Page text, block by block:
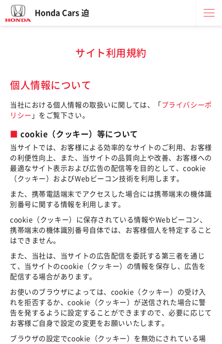
Honda Cars 迫
サイト利用規約
個人情報について
当社における個人情報の取扱いに関しては、「 プライバシーポ
リシー 」をご覧下さい。
cookie（クッキー）等について
当サイトでは、お客様による効率的なサイトのご利用、お客様
の利便性向上、また、当サイトの品質向上や改善、お客様への
最適なサイト表示および広告の配信等を目的として、cookie
（クッキー）およびWebビーコン技術を利用します。
また、携帯電話端末でアクセスした場合には携帯端末の機体識
別番号に関する情報を利用します。
cookie（クッキー）に保存されている情報やWebビーコン、
携帯端末の機体識別番号自体では、お客様個人を特定すること
はできません。
また、当社は、当サイトの広告配信を委託する第三者を通じ
て、当サイトのcookie（クッキー）の情報を保存し、広告を
配信する場合があります。
お使いのブラウザによっては、cookie（クッキー）の受け入
れを拒否するか、cookie（クッキー）が送信された場合に警
告を発するように設定することができますので、必要に応じて
お客様ご自身で設定の変更をお願いいたします。
ブラウザの設定でcookie（クッキー）を無効にされている場